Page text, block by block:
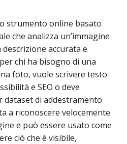
strumento online basato
che analizza un’immagine
accurata e
chi ha bisogno di una
foto, vuole scrivere testo
e SEO o deve
di addestramento
a riconoscere velocemente
e può essere usato come
ciò che è visibile,